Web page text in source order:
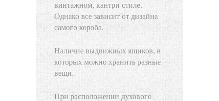
винтажном, кантри стиле.
Однако все зависит от дизайна
самого короба.
Наличие выдвижных ящиков, в
которых можно хранить разные
вещи.
При расположении духового